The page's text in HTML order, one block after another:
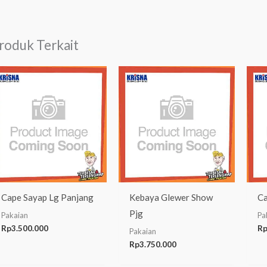
Terkait
Cape Sayap Lg Panjang
Pakaian
Rp3.500.000
Kebaya Glewer Show
Pjg
Pakaian
Rp3.750.000
Rp